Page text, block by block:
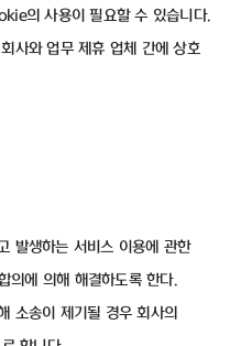
의 사용이 필요할 수 있습니다.
사와 업무 제휴 업체 간에 상호
발생하는 서비스 이용에 관한
의에 의해 해결하도록 한다.
소송이 제기될 경우 회사의